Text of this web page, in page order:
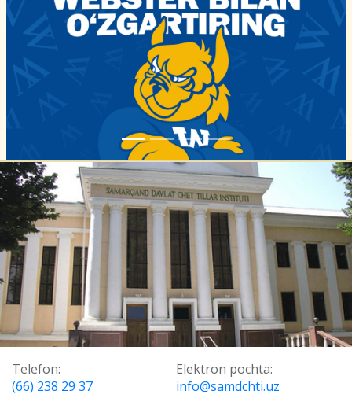
Telefon:
(66) 238 29 37
Elektron pochta:
info@samdchti.uz